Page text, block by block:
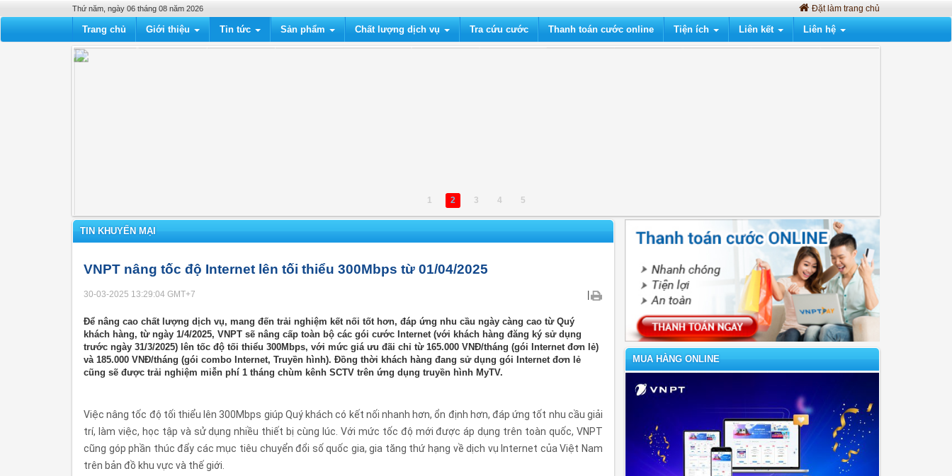
Thứ năm, ngày 06 tháng 08 năm 2026 Đặt làm trang chủ
Trang chủ Giới thiệu Tin tức Sản phẩm Chất lượng dịch vụ Tra cứu cước Thanh toán cước online Tiện ích Liên kết Liên hệ
1 2 3 4 5
TIN KHUYẾN MẠI
VNPT nâng tốc độ Internet lên tối thiểu 300Mbps từ 01/04/2025
30-03-2025 13:29:04 GMT+7
Để nâng cao chất lượng dịch vụ, mang đến trải nghiệm kết nối tốt hơn, đáp ứng nhu cầu ngày càng cao từ Quý
khách hàng, từ ngày 1/4/2025, VNPT sẽ nâng cấp toàn bộ các gói cước Internet (với khách hàng đăng ký sử dụng
trước ngày 31/3/2025) lên tốc độ tối thiểu 300Mbps, với mức giá ưu đãi chỉ từ 165.000 VNĐ/tháng (gói Internet đơn lẻ)
và 185.000 VNĐ/tháng (gói combo Internet, Truyền hình). Đồng thời khách hàng đang sử dụng gói Internet đơn lẻ
cũng sẽ được trải nghiệm miễn phí 1 tháng chùm kênh SCTV trên ứng dụng truyền hình MyTV.
Việc nâng tốc độ tối thiểu lên 300Mbps giúp Quý khách có kết nối nhanh hơn, ổn định hơn, đáp ứng tốt nhu cầu giải
trí, làm việc, học tập và sử dụng nhiều thiết bị cùng lúc. Với mức tốc độ mới được áp dụng trên toàn quốc, VNPT
cũng góp phần thúc đẩy các mục tiêu chuyển đổi số quốc gia, gia tăng thứ hạng về dịch vụ Internet của Việt Nam
trên bản đồ khu vực và thế giới.
MUA HÀNG ONLINE